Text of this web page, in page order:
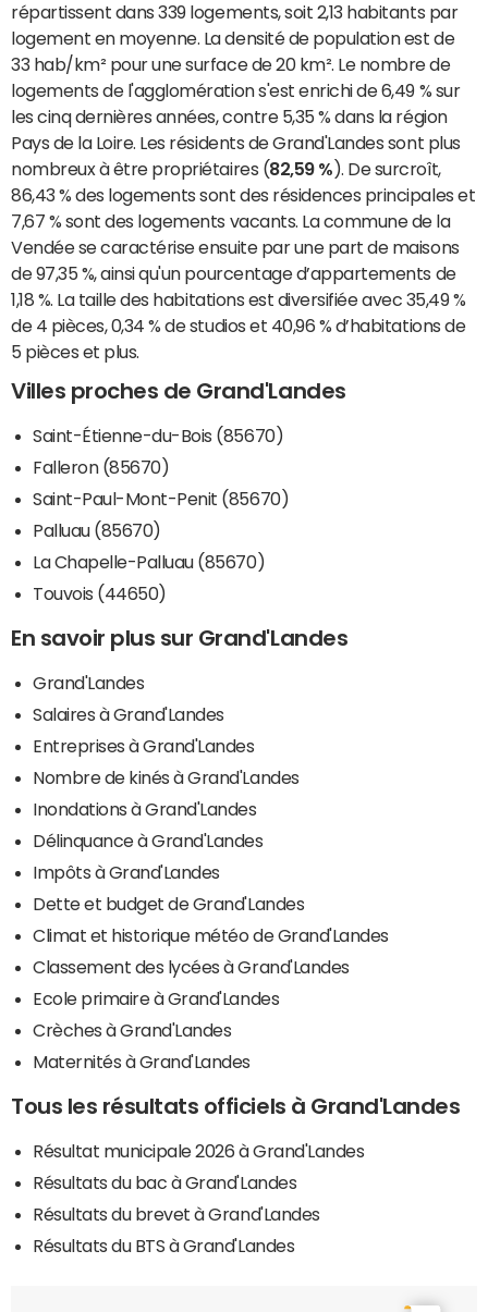
répartissent dans 339 logements, soit 2,13 habitants par
logement en moyenne. La densité de population est de
33 hab/km² pour une surface de 20 km². Le nombre de
logements de l'agglomération s'est enrichi de 6,49 % sur
les cinq dernières années, contre 5,35 % dans la région
Pays de la Loire. Les résidents de Grand'Landes sont plus
nombreux à être propriétaires (82,59 % ). De surcroît,
86,43 % des logements sont des résidences principales et
7,67 % sont des logements vacants. La commune de la
Vendée se caractérise ensuite par une part de maisons
de 97,35 %, ainsi qu'un pourcentage d’appartements de
1,18 %. La taille des habitations est diversifiée avec 35,49 %
de 4 pièces, 0,34 % de studios et 40,96 % d’habitations de
5 pièces et plus.
Villes proches de Grand'Landes
Saint-Étienne-du-Bois (85670)
Falleron (85670)
Saint-Paul-Mont-Penit (85670)
Palluau (85670)
La Chapelle-Palluau (85670)
Touvois (44650)
En savoir plus sur Grand'Landes
Grand'Landes
Salaires à Grand'Landes
Entreprises à Grand'Landes
Nombre de kinés à Grand'Landes
Inondations à Grand'Landes
Délinquance à Grand'Landes
Impôts à Grand'Landes
Dette et budget de Grand'Landes
Climat et historique météo de Grand'Landes
Classement des lycées à Grand'Landes
Ecole primaire à Grand'Landes
Crèches à Grand'Landes
Maternités à Grand'Landes
Tous les résultats officiels à Grand'Landes
Résultat municipale 2026 à Grand'Landes
Résultats du bac à Grand'Landes
Résultats du brevet à Grand'Landes
Résultats du BTS à Grand'Landes